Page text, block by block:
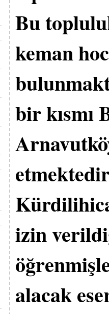
Bu
keman
bir kısmı
izin
alacak